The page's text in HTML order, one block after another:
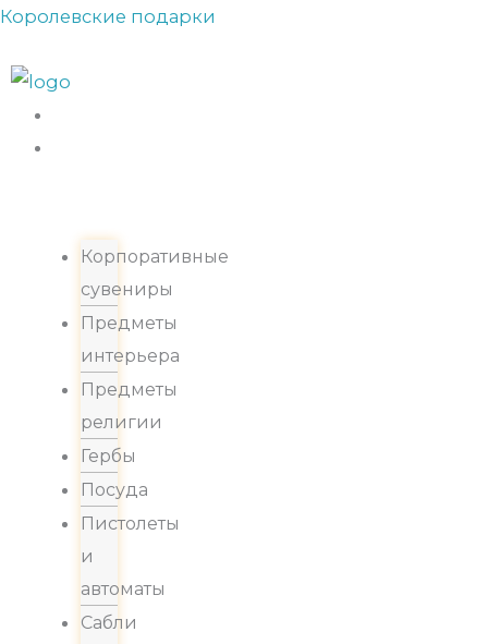
Перейти
содержимому
Королевские подарки
Корпоративные
сувениры
Предметы
интерьера
Предметы
религии
Гербы
Посуда
Пистолеты
и
автоматы
Сабли
Прокрутка